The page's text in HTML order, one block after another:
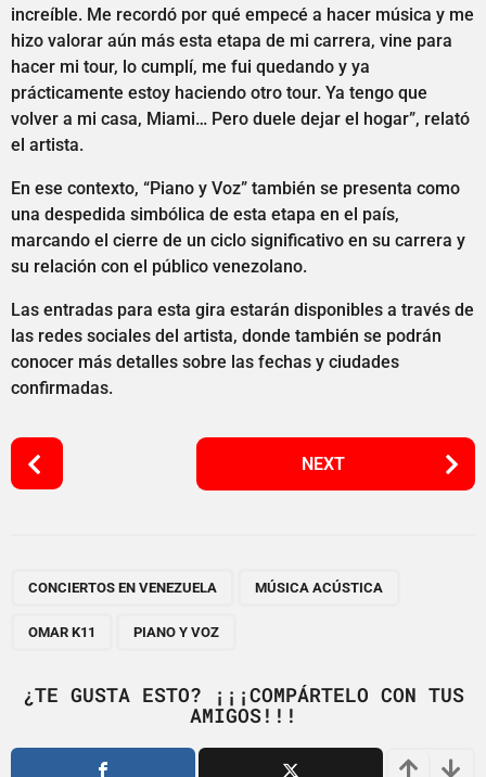
increíble. Me recordó por qué empecé a hacer música y me
hizo valorar aún más esta etapa de mi carrera, vine para
hacer mi tour, lo cumplí, me fui quedando y ya
prácticamente estoy haciendo otro tour. Ya tengo que
volver a mi casa, Miami… Pero duele dejar el hogar”, relató
el artista.
En ese contexto, “Piano y Voz” también se presenta como
una despedida simbólica de esta etapa en el país,
marcando el cierre de un ciclo significativo en su carrera y
su relación con el público venezolano.
Las entradas para esta gira estarán disponibles a través de
las redes sociales del artista, donde también se podrán
conocer más detalles sobre las fechas y ciudades
confirmadas.
P
o
i
NEXT
CONCIERTOS EN VENEZUELA MÚSICA ACÚSTICA
OMAR K11 PIANO Y VOZ
¿TE GUSTA ESTO? ¡¡¡COMPÁRTELO CON TUS
AMIGOS!!!